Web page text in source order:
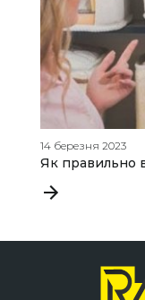
14 березня 2023
Як правильно